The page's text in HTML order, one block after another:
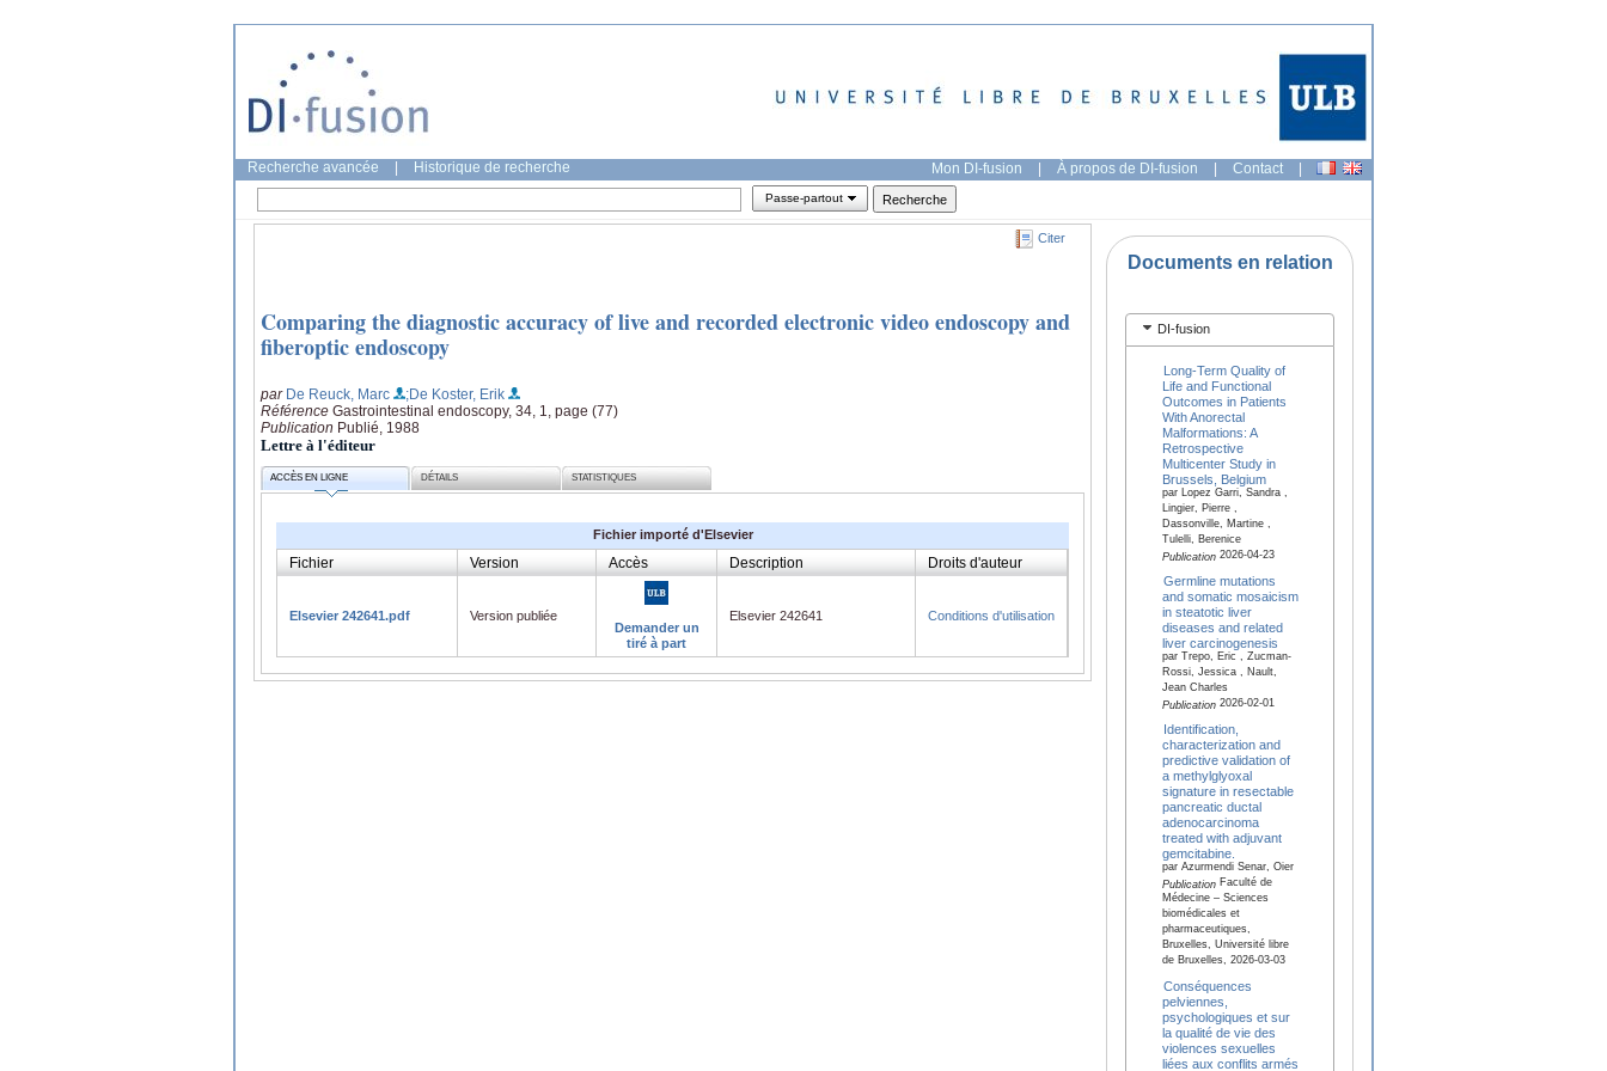
Recherche avancée Historique de recherche Mon DI-fusion | À propos de DI-fusion | Contact |
Passe-partout
Citer
Comparing the diagnostic accuracy of live and recorded electronic video endoscopy and
fiberoptic endoscopy
par De Reuck, Marc
;De Koster, Erik
Référence Gastrointestinal endoscopy, 34, 1, page (77)
Publication Publié, 1988
Lettre à l'éditeur
ACCÈS EN LIGNE DÉTAILS STATISTIQUES
Fichier importé d'Elsevier
Fichier Version Accès Description Droits d'auteur
Elsevier 242641.pdf
Version publiée
Demander un
tiré à part
Elsevier 242641 Conditions d'utilisation
Documents en relation
DI-fusion
Long-Term Quality of
Life and Functional
Outcomes in Patients
With Anorectal
Malformations: A
Retrospective
Multicenter Study in
Brussels, Belgium
par Lopez Garri, Sandra ,
Lingier, Pierre ,
Dassonville, Martine ,
Tulelli, Berenice
Publication2026-04-23
Germline mutations
and somatic mosaicism
in steatotic liver
diseases and related
liver carcinogenesis
par Trepo, Eric , Zucman-
Rossi, Jessica , Nault,
Jean Charles
Publication2026-02-01
Identification,
characterization and
predictive validation of
a methylglyoxal
signature in resectable
pancreatic ductal
adenocarcinoma
treated with adjuvant
gemcitabine.
par Azurmendi Senar, Oier
PublicationFaculté de
Médecine – Sciences
biomédicales et
pharmaceutiques,
Bruxelles, Université libre
de Bruxelles, 2026-03-03
Conséquences
pelviennes,
psychologiques et sur
la qualité de vie des
violences sexuelles
liées aux conflits armés